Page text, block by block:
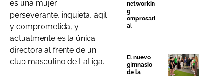
es una mujer
perseverante, inquieta, ágil
y comprometida, y
actualmente es la única
directora al frente de un
club masculino de LaLiga.
networkin
g
empresari
al
El nuevo
gimnasio
de la